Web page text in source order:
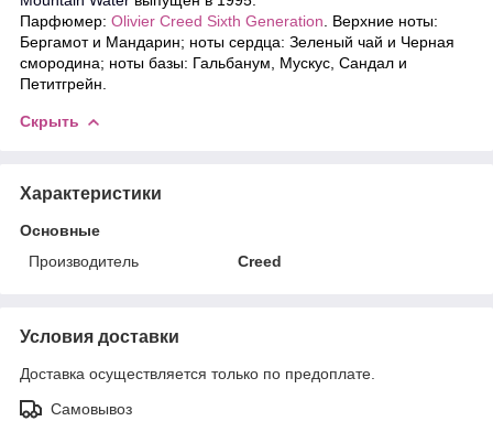
Парфюмер: Olivier Creed Sixth Generation . Верхние ноты:
Бергамот и Мандарин; ноты сердца: Зеленый чай и Черная
смородина; ноты базы: Гальбанум, Мускус, Сандал и
Петитгрейн.
Скрыть
Характеристики
Основные
Производитель
Creed
Условия доставки
Доставка осуществляется только по предоплате.
Самовывоз